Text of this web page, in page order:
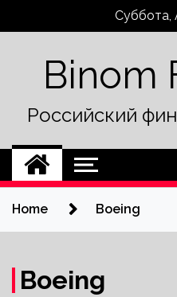
Суббота,
Binom
Российский
Home Boeing
Boeing